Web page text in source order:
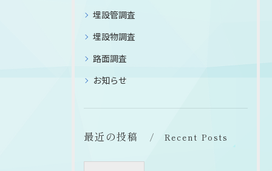
埋設管調査
埋設物調査
路面調査
お知らせ
最近の投稿 Recent Posts